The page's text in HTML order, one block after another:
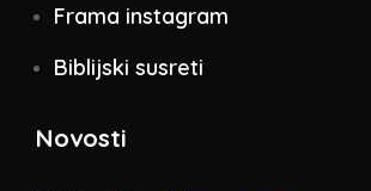
Frama instagram
Biblijski susreti
Novosti